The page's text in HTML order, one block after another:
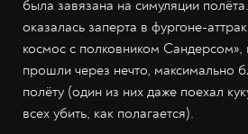
была завязана на симуляции
оказалась заперта в фургоне-
космос с полковником Сандерсом»,
прошли через нечто, максимально
полёту (один из них даже поехал
всех убить, как полагается).